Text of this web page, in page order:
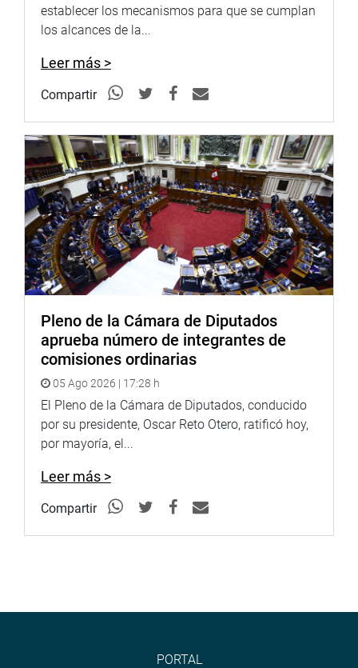
establecer los mecanismos para que se cumplan
los alcances de la...
Leer más >
Compartir
Pleno de la Cámara de Diputados
aprueba número de integrantes de
comisiones ordinarias
05 Ago 2026 | 17:28 h
El Pleno de la Cámara de Diputados, conducido
por su presidente, Oscar Reto Otero, ratificó hoy,
por mayoría, el...
Leer más >
Compartir
PORTAL